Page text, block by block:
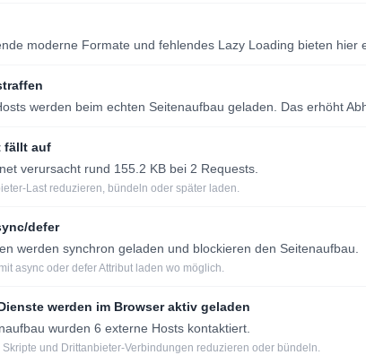
moderne Formate und fehlendes Lazy Loading bieten hier
werden beim echten Seitenaufbau geladen. Das erhöht
fällt auf
verursacht rund 155.2 KB bei 2 Requests.
Last reduzieren, bündeln oder später laden.
defer
werden synchron geladen und blockieren den Seitenaufbau.
async oder defer Attribut laden wo möglich.
werden im Browser aktiv geladen
wurden 6 externe Hosts kontaktiert.
Skripte und Drittanbieter-Verbindungen reduzieren oder bündeln.